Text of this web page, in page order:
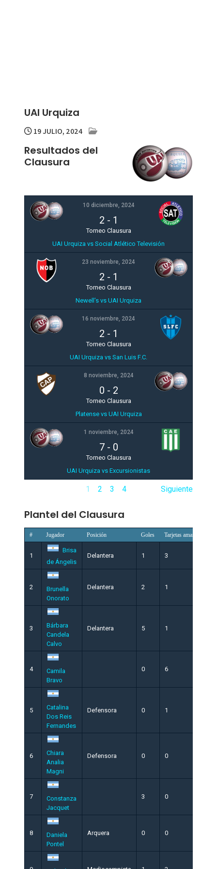
UAI Urquiza
19 JULIO, 2024
Resultados del
Clausura
10 diciembre, 2024
2 - 1
Torneo Clausura
UAI Urquiza vs Social Atlético Televisión
23 noviembre, 2024
2 - 1
Torneo Clausura
Newell’s vs UAI Urquiza
16 noviembre, 2024
2 - 1
Torneo Clausura
UAI Urquiza vs San Luis F.C.
8 noviembre, 2024
0 - 2
Torneo Clausura
Platense vs UAI Urquiza
1 noviembre, 2024
7- 0
Torneo Clausura
UAI Urquiza vs Excursionistas
1 2 3 4 Siguiente
Plantel del Clausura
# Jugador Posición Goles Tarjetas amarillas
1
Brisa
de Ángelis
Delantera 1 3
2
Brunella
Onorato
Delantera 2 1
3
Bárbara
Candela
Calvo
Delantera 5 1
4
Camila
Bravo
0 6
5
Catalina
Dos Reis
Fernandes
Defensora 0 1
6
Chiara
Analia
Magni
Defensora 0 0
7
Constanza
Jacquet
3 0
8
Daniela
Pontel
Arquera 0 0